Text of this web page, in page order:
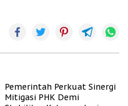
Pemerintah Perkuat Sinergi
Mitigasi PHK Demi